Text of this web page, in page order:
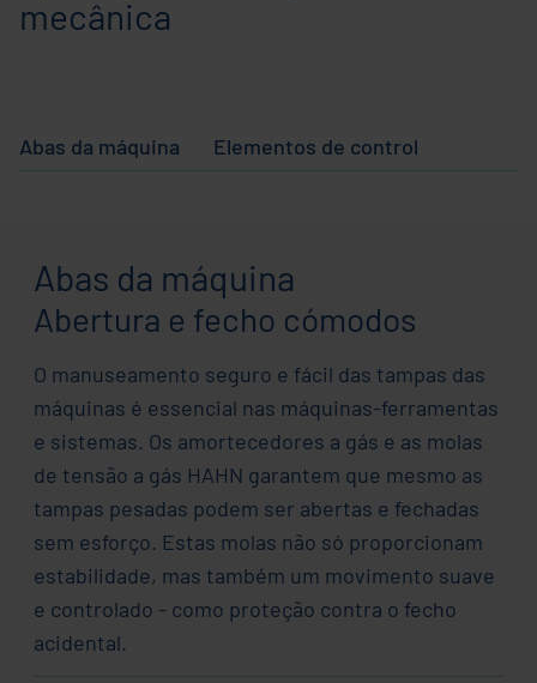
mecânica
Abas da máquina Elementos de controlo, mesas e
Abas da máquina
Abertura e fecho cómodos
O manuseamento seguro e fácil das tampas das
máquinas é essencial nas máquinas-ferramentas
e sistemas. Os amortecedores a gás e as molas
de tensão a gás HAHN garantem que mesmo as
tampas pesadas podem ser abertas e fechadas
sem esforço. Estas molas não só proporcionam
estabilidade, mas também um movimento suave
e controlado - como proteção contra o fecho
acidental.